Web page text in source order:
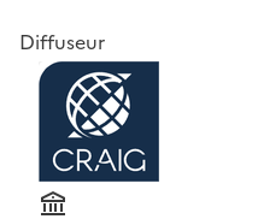
Diffuseur